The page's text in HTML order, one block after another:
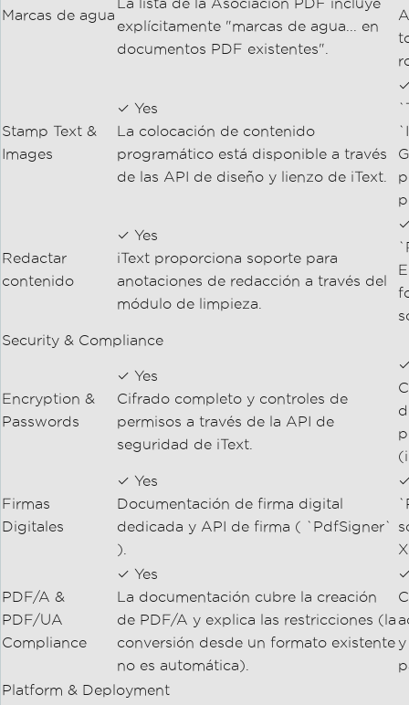
Marcas de agua
La lista de la Asociación PDF incluye
explícitamente "marcas de agua... en
documentos PDF existentes".
Stamp Text &
Images
✓ Yes
La colocación de contenido
programático está disponible a través
de las API de diseño y lienzo de iText.
Redactar
contenido
✓ Yes
iText proporciona soporte para
anotaciones de redacción a través del
módulo de limpieza.
Security & Compliance
Encryption &
Passwords
✓ Yes
Cifrado completo y controles de
permisos a través de la API de
seguridad de iText.
Firmas
Digitales
✓ Yes
Documentación de firma digital
dedicada y API de firma ( `PdfSigner`
).
PDF/A &
PDF/UA
Compliance
✓ Yes
La documentación cubre la creación
de PDF/A y explica las restricciones (la
conversión desde un formato existente
no es automática).
y
Platform & Deployment